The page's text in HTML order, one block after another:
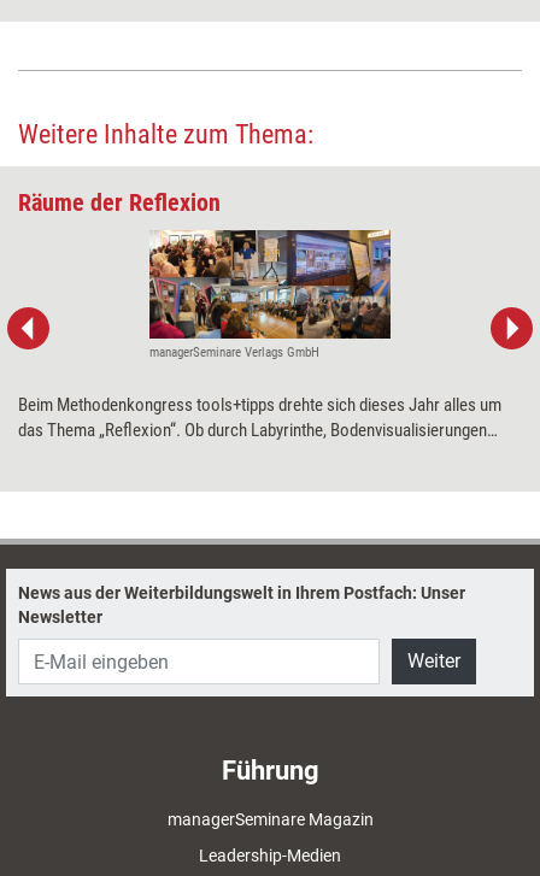
Weitere Inhalte zum Thema:
Räume der Reflexion
managerSeminare Verlags GmbH
Beim Methodenkongress tools+tipps drehte sich dieses Jahr alles um
das Thema „Reflexion“. Ob durch Labyrinthe, Bodenvisualisierungen
„wohngemeinschaft“ in Köln.
News aus der Weiterbildungswelt in Ihrem Postfach: Unser
Newsletter
Weiter
Führung
managerSeminare Magazin
Leadership-Medien